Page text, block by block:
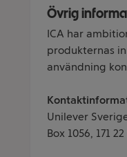
Övrig
ICA har
produkternas
användning
Unilever
Box 1056, 171